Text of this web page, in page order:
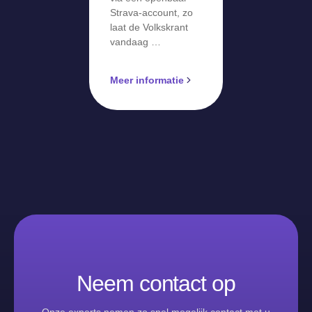
Strava-account, zo
laat de Volkskrant
vandaag …
Meer informatie
Neem contact op